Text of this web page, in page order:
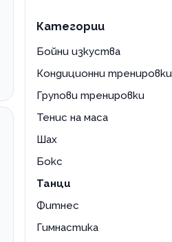
суинг танци
танго
к-поп танци
хип-хоп възрастни
хип-хоп деца
Категории
Бойни изкуства
Кондиционни тренировки
Групови тренировки
Тенис на маса
Шах
Бокс
Танци
Фитнес
Гимнастика